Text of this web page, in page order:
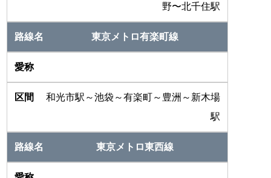
野〜北千住駅
東京メトロ有楽町線
和光市駅～池袋～有楽町～豊洲～新木場
駅
東京メトロ東西線